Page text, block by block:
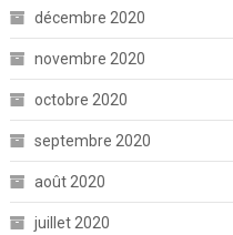
décembre 2020
novembre 2020
octobre 2020
septembre 2020
août 2020
juillet 2020